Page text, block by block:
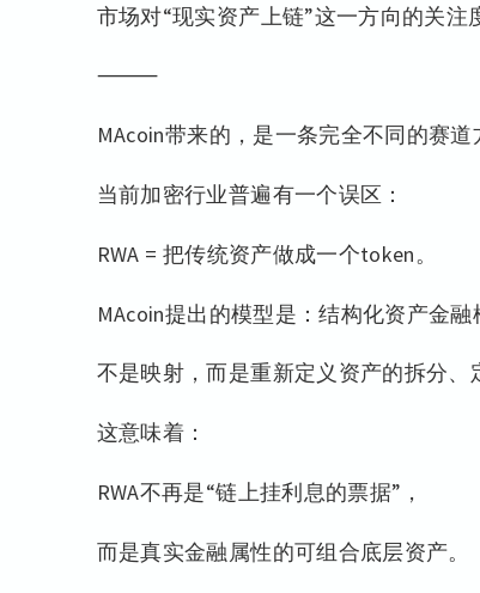
市场对“现实资产上链”这一方向的关注
⸻
MAcoin带来的，是一条完全不同的赛道
当前加密行业普遍有一个误区：
RWA = 把传统资产做成一个token。
MAcoin提出的模型是：结构化资产金融
不是映射，而是重新定义资产的拆分、
这意味着：
RWA不再是“链上挂利息的票据”，
而是真实金融属性的可组合底层资产。